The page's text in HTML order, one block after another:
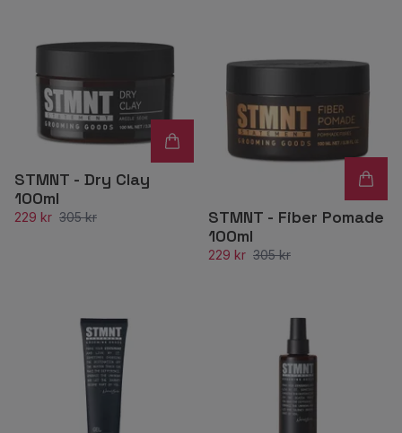
STMNT - Dry Clay
100ml
229 kr 305 kr
STMNT - Fiber Pomade
100ml
229 kr 305 kr